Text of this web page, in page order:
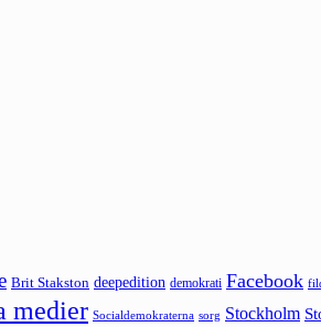
Brit Stakston deepedition demokrati Facebook
medier Socialdemokraterna sorg Stockholm